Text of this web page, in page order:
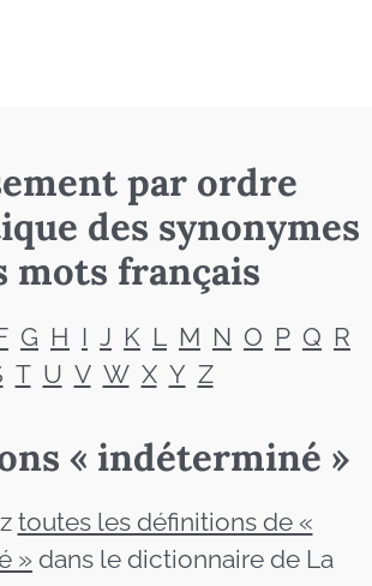
par ordre
des synonymes
mots français
G H I J K L M N O P Q R
T U V W X Y Z
« indéterminé »
toutes les définitions de «
» dans le dictionnaire de La